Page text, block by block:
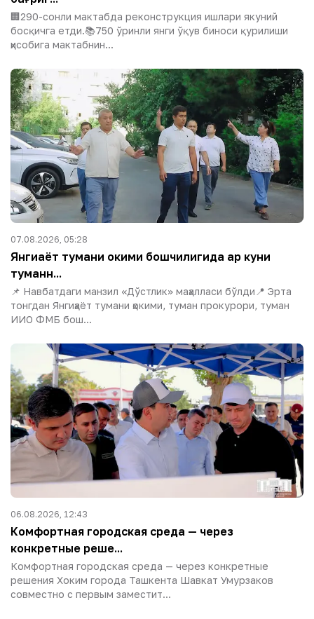
🏢290-сонли мактабда реконструкция ишлари якуний
босқичга етди.📚750 ўринли янги ўқув биноси қурилиши
ҳисобига мактабнин...
07.08.2026, 05:28
Янгиҳаёт тумани ҳокими бошчилигида ҳар куни
туманн...
📌 Навбатдаги манзил «Дўстлик» маҳалласи бўлди📍 Эрта
тонгдан Янгиҳаёт тумани ҳокими, туман прокурори, туман
ИИО ФМБ бош...
06.08.2026, 12:43
Комфортная городская среда — через
конкретные реше...
Комфортная городская среда — через конкретные
решения Хоким города Ташкента Шавкат Умурзаков
совместно с первым заместит...